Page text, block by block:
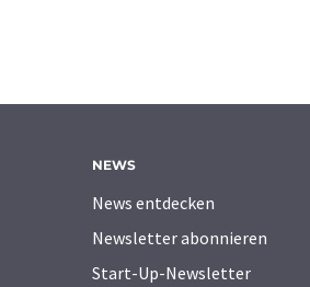
NEWS
News entdecken
Newsletter abonnieren
Start-Up-Newsletter